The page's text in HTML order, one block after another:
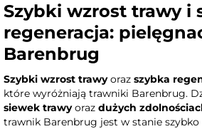
Szybki wzrost trawy i
regeneracja:
Barenbrug
Szybki wzrost trawyoraz szybka
które wyróżniają trawniki Barenbrug.
siewek trawyoraz dużych
trawnik Barenbrug jest w stanie szybko